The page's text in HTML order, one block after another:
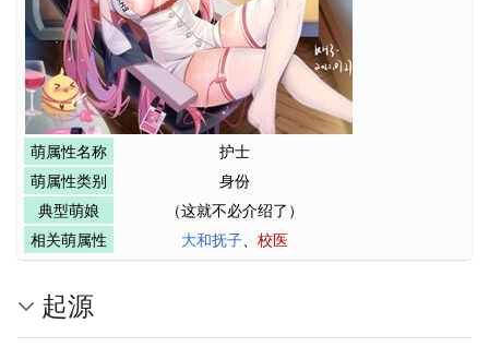
萌属性名称
护士
萌属性类别
身份
典型萌娘
（这就不必介绍了）
相关萌属性
大和抚子 、校医
起源